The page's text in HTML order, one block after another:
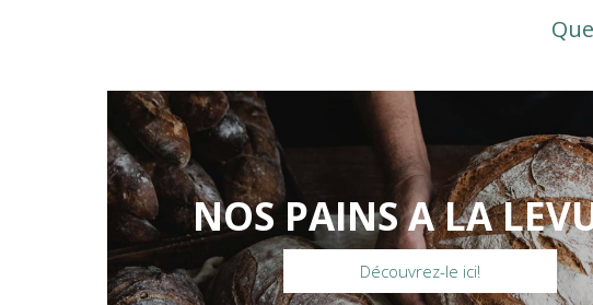
NOS PAINS A LA
Découvrez-le ici!